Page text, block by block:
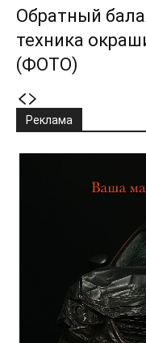
Обратный
техника
(ФОТО)
Реклама